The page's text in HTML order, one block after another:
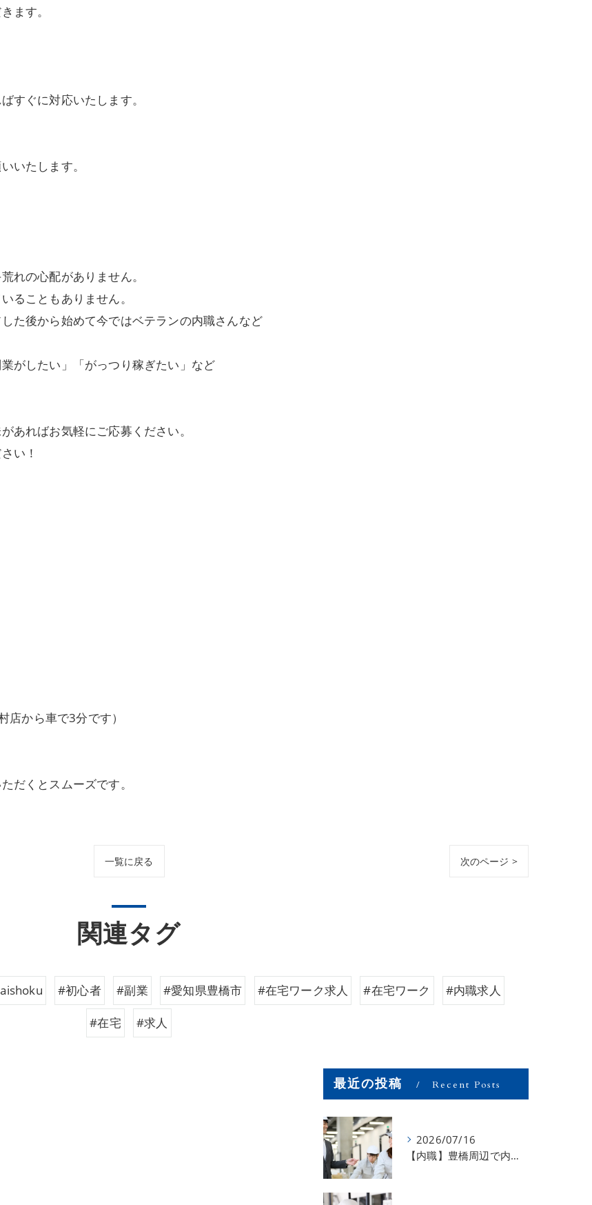
ます。
すぐに対応いたします。
いたします。
れの心配がありません。
ることもありません。
た後から始めて今ではベテランの内職さんなど
がしたい」「がっつり稼ぎたい」など
あればお気軽にご応募ください。
い！
から車で3分です）
だくとスムーズです。
一覧に戻る 次のページ >
関連タグ
#初心者 #副業 #愛知県豊橋市 #在宅ワーク求人 #在宅ワーク #内職求人
#在宅 #求人
最近の投稿 Recent Posts
2026/07/16
【内職】豊橋周辺で内職のお仕事を探している方募集中！【お仕事の内容】